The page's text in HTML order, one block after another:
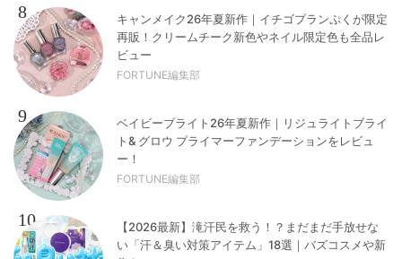
8
キャンメイク26年夏新作｜イチゴプランぷくが限定
再販！クリームチーク新色やネイル限定色も全品レ
ビュー
FORTUNE編集部
9
ベイビーブライト26年夏新作｜リジュライトブライ
ト& グロウ プライマーファンデーションをレビュ
ー！
FORTUNE編集部
10
【2026最新】滝汗民を救う！？まだまだ手放せな
い「汗＆臭い対策アイテム」18選｜バズコスメや新